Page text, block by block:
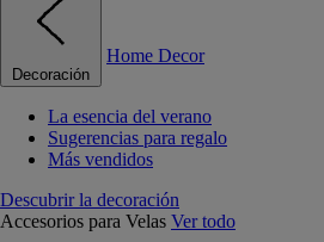
Decoración
Home Decor
La esencia del verano
Sugerencias para regalo
Más vendidos
Descubrir la decoración
Accesorios para Velas Ver todo